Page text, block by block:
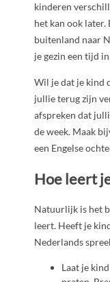
kinderen
het kan ook
buitenland naar
je gezin een tijd
Wil je dat je kind
jullie terug zijn
afspreken dat
de week. Maak
een Engelse
Hoe leert
Natuurlijk is het
leert. Heeft je
Nederlands
Laat je